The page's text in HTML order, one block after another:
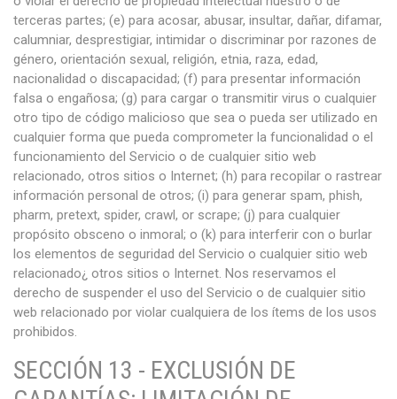
terceras partes; (e) para acosar, abusar, insultar, dañar, difamar,
calumniar, desprestigiar, intimidar o discriminar por razones de
género, orientación sexual, religión, etnia, raza, edad,
nacionalidad o discapacidad; (f) para presentar información
falsa o engañosa; (g) para cargar o transmitir virus o cualquier
otro tipo de código malicioso que sea o pueda ser utilizado en
cualquier forma que pueda comprometer la funcionalidad o el
funcionamiento del Servicio o de cualquier sitio web
relacionado, otros sitios o Internet; (h) para recopilar o rastrear
información personal de otros; (i) para generar spam, phish,
pharm, pretext, spider, crawl, or scrape; (j) para cualquier
propósito obsceno o inmoral; o (k) para interferir con o burlar
los elementos de seguridad del Servicio o cualquier sitio web
relacionado¿ otros sitios o Internet. Nos reservamos el
derecho de suspender el uso del Servicio o de cualquier sitio
web relacionado por violar cualquiera de los ítems de los usos
prohibidos.
SECCIÓN 13 - EXCLUSIÓN DE